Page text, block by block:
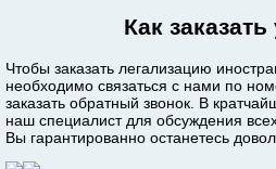
Как заказать
Чтобы заказать легализацию
необходимо связаться с нами по
заказать обратный звонок. В
наш специалист для обсуждения
Вы гарантированно останетесь